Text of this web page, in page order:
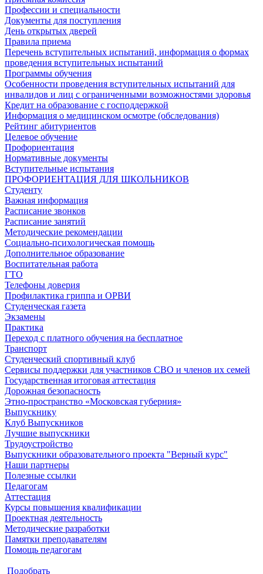
Профессии и специальности
Документы для поступления
День открытых дверей
Правила приема
Перечень вступительных испытаний, информация о формах
проведения вступительных испытаний
Программы обучения
Особенности проведения вступительных испытаний для
инвалидов и лиц с ограниченными возможностями здоровья
Кредит на образование с господдержкой
Информация о медицинском осмотре (обследования)
Рейтинг абитуриентов
Целевое обучение
Профориентация
Нормативные документы
Вступительные испытания
ПРОФОРИЕНТАЦИЯ ДЛЯ ШКОЛЬНИКОВ
Студенту
Важная информация
Расписание звонков
Расписание занятий
Методические рекомендации
Социально-психологическая помощь
Дополнительное образование
Воспитательная работа
ГТО
Телефоны доверия
Профилактика гриппа и ОРВИ
Cтуденческая газета
Экзамены
Практика
Переход с платного обучения на бесплатное
Транспорт
Студенческий спортивный клуб
Сервисы поддержки для участников СВО и членов их семей
Государственная итоговая аттестация
Дорожная безопасность
Этно-пространство «Московская губерния»
Выпускнику
Клуб Выпускников
Лучшие выпускники
Трудоустройство
Выпускники образовательного проекта "Верный курс"
Наши партнеры
Полезные ссылки
Педагогам
Аттестация
Курсы повышения квалификации
Проектная деятельность
Методические разработки
Памятки преподавателям
Помощь педагогам
Подобрать